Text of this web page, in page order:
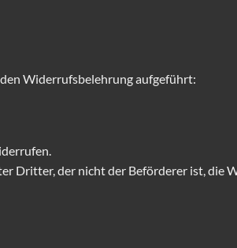
Widerrufsbelehrung aufgeführt:
Dritter, der nicht der Beförderer ist, die